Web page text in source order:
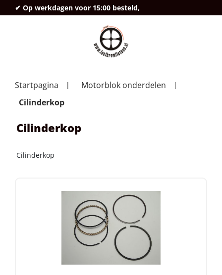
✔ Op werkdagen voor 15:00 besteld,
Startpagina
Motorblok onderdelen
Cilinderkop
Cilinderkop
Cilinderkop